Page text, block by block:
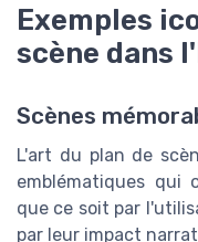
Exemples
scène dans
Scènes
L'art du plan de
emblématiques qui
que ce soit par
par leur impact